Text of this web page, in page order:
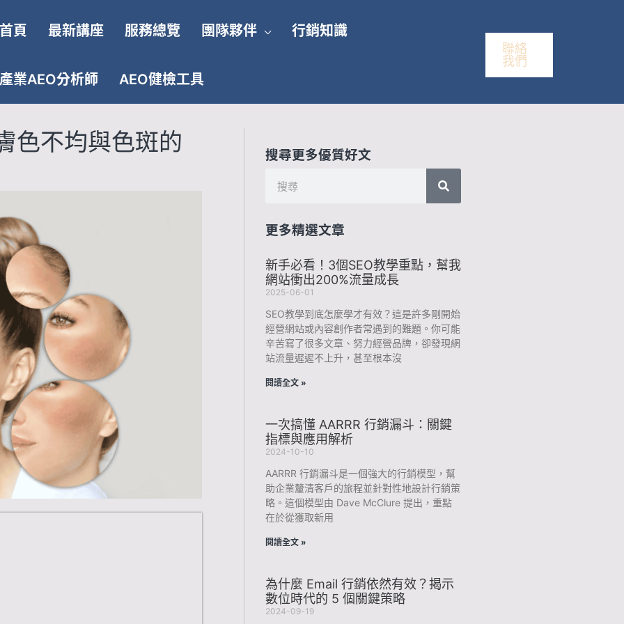
首頁 最新講座 服務總覽 團隊夥伴 行銷知識
產業AEO分析師 AEO健檢工具
聯絡
我們
色不均與色斑的 搜尋更多優質好文
更多精選文章
新手必看！3個SEO教學重點，幫我
網站衝出200%流量成長
2025-06-01
SEO教學到底怎麼學才有效？這是許多剛開始
經營網站或內容創作者常遇到的難題。你可能
辛苦寫了很多文章、努力經營品牌，卻發現網
站流量遲遲不上升，甚至根本沒
閱讀全文 »
一次搞懂 AARRR 行銷漏斗：關鍵
指標與應用解析
2024-10-10
AARRR 行銷漏斗是一個強大的行銷模型，幫
助企業釐清客戶的旅程並針對性地設計行銷策
略。這個模型由 Dave McClure 提出，重點
在於從獲取新用
閱讀全文 »
為什麼 Email 行銷依然有效？揭示
數位時代的 5 個關鍵策略
2024-09-19